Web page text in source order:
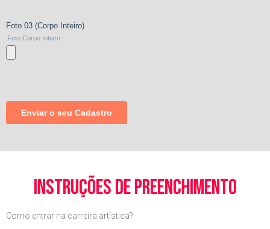
instruções de preenchimento
Como entrar na carreira artística?